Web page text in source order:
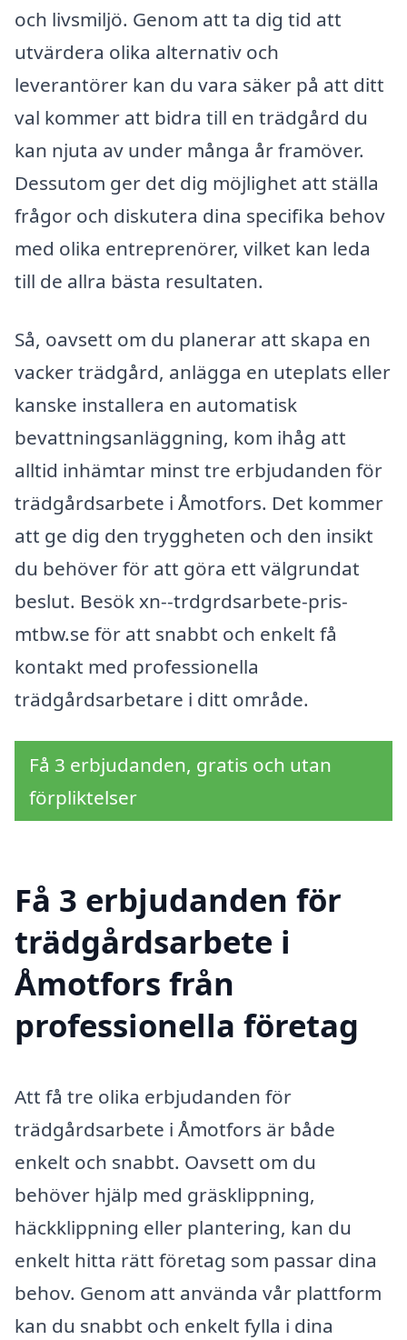
och livsmiljö. Genom att ta dig tid att
utvärdera olika alternativ och
leverantörer kan du vara säker på att ditt
val kommer att bidra till en trädgård du
kan njuta av under många år framöver.
Dessutom ger det dig möjlighet att ställa
frågor och diskutera dina specifika behov
med olika entreprenörer, vilket kan leda
till de allra bästa resultaten.
Så, oavsett om du planerar att skapa en
vacker trädgård, anlägga en uteplats eller
kanske installera en automatisk
bevattningsanläggning, kom ihåg att
alltid inhämtar minst tre erbjudanden för
trädgårdsarbete i Åmotfors. Det kommer
att ge dig den tryggheten och den insikt
du behöver för att göra ett välgrundat
beslut. Besök xn--trdgrdsarbete-pris-
mtbw.se för att snabbt och enkelt få
kontakt med professionella
trädgårdsarbetare i ditt område.
Få 3 erbjudanden, gratis och utan
förpliktelser
Få 3 erbjudanden för
trädgårdsarbete i
Åmotfors från
professionella företag
Att få tre olika erbjudanden för
trädgårdsarbete i Åmotfors är både
enkelt och snabbt. Oavsett om du
behöver hjälp med gräsklippning,
häckklippning eller plantering, kan du
enkelt hitta rätt företag som passar dina
behov. Genom att använda vår plattform
kan du snabbt och enkelt fylla i dina